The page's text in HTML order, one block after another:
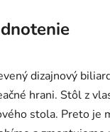
dizajnový
hrani. Stôl z
stola. Preto je